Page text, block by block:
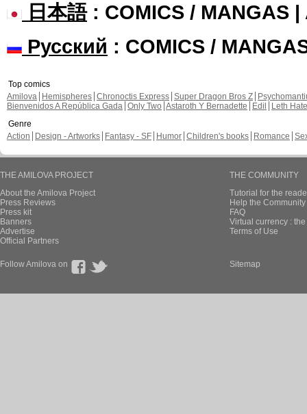
日本語: COMICS / MANGAS |
Русский : COMICS /
Top comics
Amilova
Hemispheres Chronoctis Express Super Dragon Bros Z
Bienvenidos A República Gada Only Two Astaroth Y Bernadette Edil
Leth Hate
Genre
Action
Design - Artworks Fantasy - SF Humor Children's books Romance
THE AMILOVA PROJECT
About the Amilova Project
Press Reviews
Press kit
Banners
Advertise
Official Partners
THE COMMUNITY
Tutorial for the
Help the
FAQ
Virtual currency :
Terms of Use
Follow Amilova on Sitemap